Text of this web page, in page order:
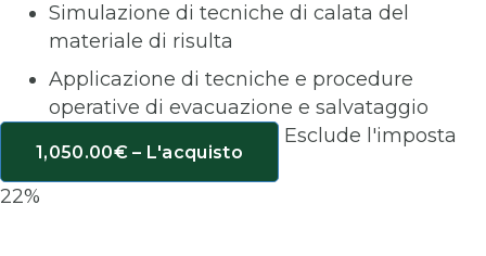
Simulazione di tecniche di calata del
materiale di risulta
Applicazione di tecniche e procedure
operative di evacuazione e salvataggio
1,050.00€ – L'acquisto
Esclude l'imposta
22%